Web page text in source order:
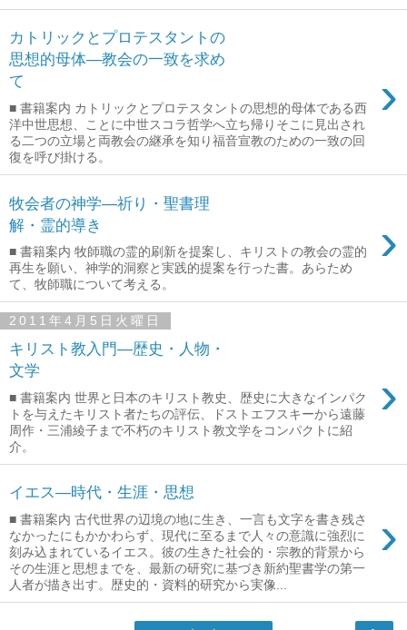
カトリックとプロテスタントの
思想的母体―教会の一致を求め
て
›
■ 書籍案内 カトリックとプロテスタントの思想的母体である西
洋中世思想、ことに中世スコラ哲学へ立ち帰りそこに見出され
る二つの立場と両教会の継承を知り福音宣教のための一致の回
復を呼び掛ける。
牧会者の神学―祈り・聖書理
解・霊的導き
›
■ 書籍案内 牧師職の霊的刷新を提案し、キリストの教会の霊的
再生を願い、神学的洞察と実践的提案を行った書。あらため
て、牧師職について考える。
2011年4月5日火曜日
キリスト教入門―歴史・人物・
文学
›
■ 書籍案内 世界と日本のキリスト教史、歴史に大きなインパク
トを与えたキリスト者たちの評伝、ドストエフスキーから遠藤
周作・三浦綾子まで不朽のキリスト教文学をコンパクトに紹
介。
イエス―時代・生涯・思想
›
■ 書籍案内 古代世界の辺境の地に生き、一言も文字を書き残さ
なかったにもかかわらず、現代に至るまで人々の意識に強烈に
刻み込まれているイエス。彼の生きた社会的・宗教的背景から
その生涯と思想までを、最新の研究に基づき新約聖書学の第一
人者が描き出す。歴史的・資料的研究から実像...